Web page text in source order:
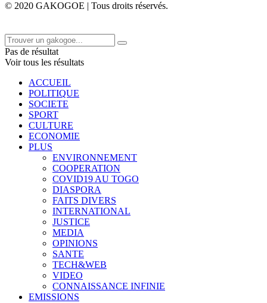
© 2020 GAKOGOE | Tous droits réservés.
Pas de résultat
Voir tous les résultats
ACCUEIL
POLITIQUE
SOCIETE
SPORT
CULTURE
ECONOMIE
PLUS
ENVIRONNEMENT
COOPERATION
COVID19 AU TOGO
DIASPORA
FAITS DIVERS
INTERNATIONAL
JUSTICE
MEDIA
OPINIONS
SANTE
TECH&WEB
VIDEO
CONNAISSANCE INFINIE
EMISSIONS